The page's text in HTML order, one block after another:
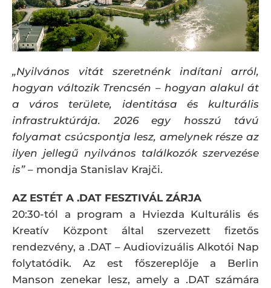
„Nyilvános vitát szeretnénk indítani arról,
hogyan változik Trencsén – hogyan alakul át
a város területe, identitása és kulturális
infrastruktúrája. 2026 egy hosszú távú
folyamat csúcspontja lesz, amelynek része az
ilyen jellegű nyilvános találkozók szervezése
is”– mondja Stanislav Krajči.
AZ ESTÉT A .DAT FESZTIVÁL ZÁRJA
20:30-tól a program a Hviezda Kulturális és
Kreatív Központ által szervezett fizetős
rendezvény, a .DAT – Audiovizuális Alkotói Nap
folytatódik. Az est főszereplője a Berlin
Manson zenekar lesz, amely a .DAT számára